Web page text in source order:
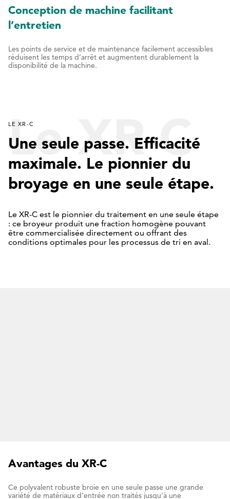
Conception de machine facilitant
l’entretien
Les points de service et de maintenance facilement accessibles
réduisent les temps d’arrêt et augmentent durablement la
disponibilité de la machine.
Le XR-C
LE XR-C
Une seule passe. Efficacité
maximale. Le pionnier du
broyage en une seule étape.
Le XR-C est le pionnier du traitement en une seule étape
: ce broyeur produit une fraction homogène pouvant
être commercialisée directement ou offrant des
conditions optimales pour les processus de tri en aval.
Avantages du XR-C
Ce polyvalent robuste broie en une seule passe une grande
variété de matériaux d’entrée non traités jusqu’à une